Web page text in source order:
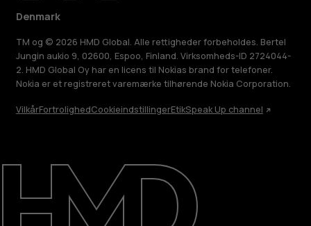
Om
Reparer, genbrug, genanvend
Support
Denmark
TM og © 2026 HMD Global. Alle rettigheder forbeholdes. Bertel
Jungin aukio 9, 02600, Espoo, Finland. Virksomheds-ID 2724044-
2. HMD Global Oy har en licens til Nokias brand for telefoner.
Nokia er et registreret varemærke tilhørende Nokia Corporation.
VilkårFortrolighedCookieindstillingerEtikSpeak Up channel